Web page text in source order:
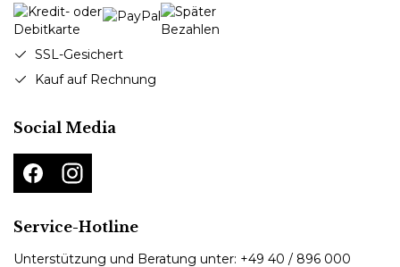
SSL-Gesichert
Kauf auf Rechnung
Social Media
Service-Hotline
Unterstützung und Beratung unter: +49 40 / 896 000